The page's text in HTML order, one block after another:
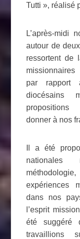
Tutti », réalisé
L’après-midi
autour de
ressortent de
par rapport
diocésains
propositions
donner à nos
Il a été
nationales
expériences
dans nos
l’esprit
été suggéré
travaillions